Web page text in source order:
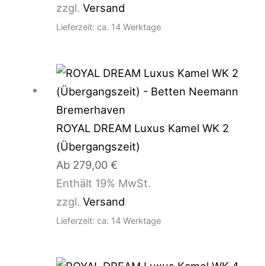
zzgl. Versand
Lieferzeit: ca. 14 Werktage
ROYAL DREAM Luxus Kamel WK 2
(Übergangszeit)
Ab 279,00 €
Enthält 19% MwSt.
zzgl. Versand
Lieferzeit: ca. 14 Werktage